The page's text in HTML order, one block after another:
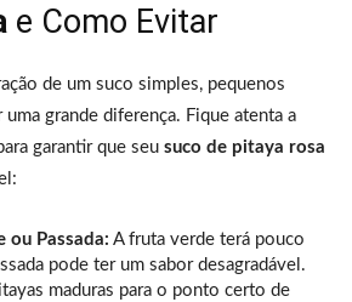
e Como Evitar
de um suco simples, pequenos
grande diferença. Fique atenta a
garantir que seu suco de pitaya rosa
ou Passada: A fruta verde terá pouco
pode ter um sabor desagradável.
maduras para o ponto certo de